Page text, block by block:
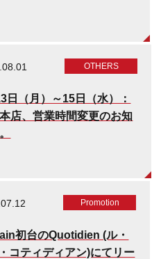
OTHERS
日（月）～15日（水）：
店、営業時間変更のお知
Promotion
初台のQuotidien (ル・
コティディアン)にてリー